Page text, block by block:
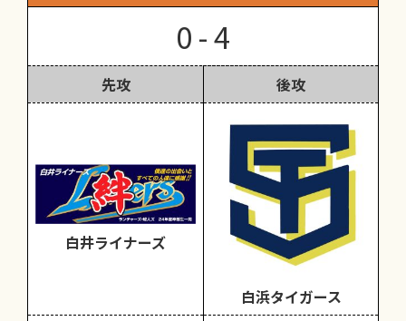
0 - 4
先攻 後攻
白井ライナーズ
白浜タイガース